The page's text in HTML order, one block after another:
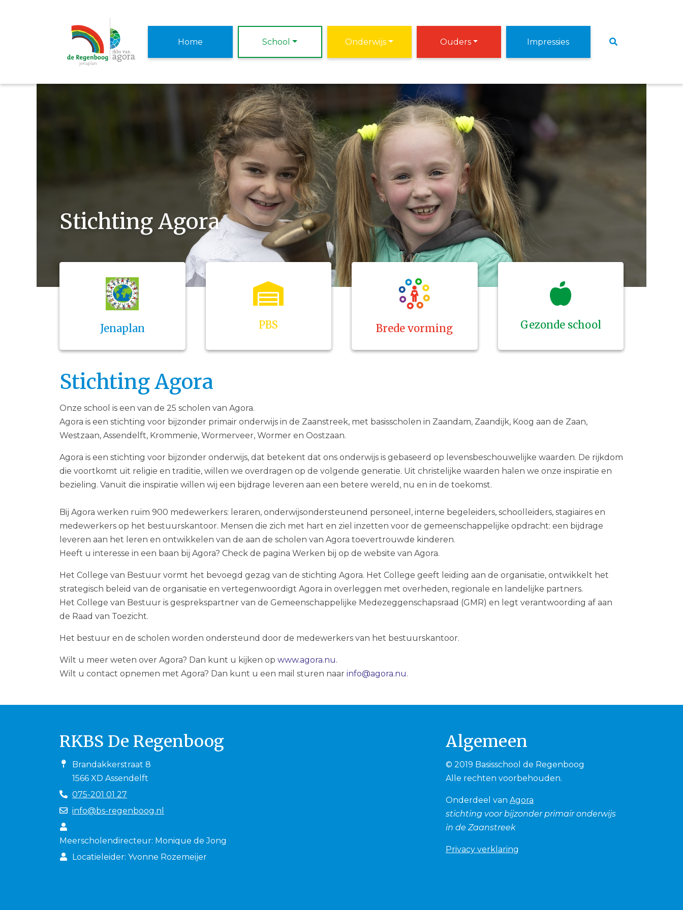
Home School Onderwijs Ouders Impressies
Stichting Agora
Jenaplan PBS Brede vorming Gezonde school
Stichting Agora
Onze school is een van de 25 scholen van Agora.
Agora is een stichting voor bijzonder primair onderwijs in de Zaanstreek, met basisscholen in Zaandam, Zaandijk, Koog aan de Zaan,
Westzaan, Assendelft, Krommenie, Wormerveer, Wormer en Oostzaan.
Agora is een stichting voor bijzonder onderwijs, dat betekent dat ons onderwijs is gebaseerd op levensbeschouwelijke waarden. De rijkdom
die voortkomt uit religie en traditie, willen we overdragen op de volgende generatie. Uit christelijke waarden halen we onze inspiratie en
bezieling. Vanuit die inspiratie willen wij een bijdrage leveren aan een betere wereld, nu en in de toekomst.
Bij Agora werken ruim 900 medewerkers: leraren, onderwijsondersteunend personeel, interne begeleiders, schoolleiders, stagiaires en
medewerkers op het bestuurskantoor. Mensen die zich met hart en ziel inzetten voor de gemeenschappelijke opdracht: een bijdrage
leveren aan het leren en ontwikkelen van de aan de scholen van Agora toevertrouwde kinderen.
Heeft u interesse in een baan bij Agora? Check de pagina Werken bij op de website van Agora.
Het College van Bestuur vormt het bevoegd gezag van de stichting Agora. Het College geeft leiding aan de organisatie, ontwikkelt het
strategisch beleid van de organisatie en vertegenwoordigt Agora in overleggen met overheden, regionale en landelijke partners.
Het College van Bestuur is gesprekspartner van de Gemeenschappelijke Medezeggenschapsraad (GMR) en legt verantwoording af aan
de Raad van Toezicht.
Het bestuur en de scholen worden ondersteund door de medewerkers van het bestuurskantoor.
Wilt u meer weten over Agora? Dan kunt u kijken op www.agora.nu.
Wilt u contact opnemen met Agora? Dan kunt u een mail sturen naar info@agora.nu.
RKBS De Regenboog
Brandakkerstraat 8
1566 XD Assendelft
075-201 01 27
info@bs-regenboog.nl
Meerscholendirecteur: Monique de Jong
Locatieleider: Yvonne Rozemeijer
Algemeen
© 2019 Basisschool de Regenboog
Alle rechten voorbehouden.
Onderdeel van Agora
stichting voor bijzonder primair onderwijs
in de Zaanstreek
Privacy verklaring